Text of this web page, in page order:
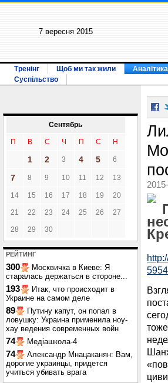
7 вересня 2015
Тренінг Щоб ми так жили Аналітика
Суспільство
Сентябрь
П В С Ч П С Н
1 2 3 4 5 6
7 8 9 10 11 12 13
14 15 16 17 18 19 20
21 22 23 24 25 26 27
28 29 30
РЕЙТИНГ
300
Москвичка в Киеве: Я
старалась держаться в стороне...
193
Итак, что происходит в
Украине на самом деле
89
Путину капут, он попал в
ловушку: Украина применила ноу-
хау ведения современных войн
74 Медіашкола-4
74
Александр Мнацаканян: Вам,
дорогие украинцы, придется
учиться убивать врага